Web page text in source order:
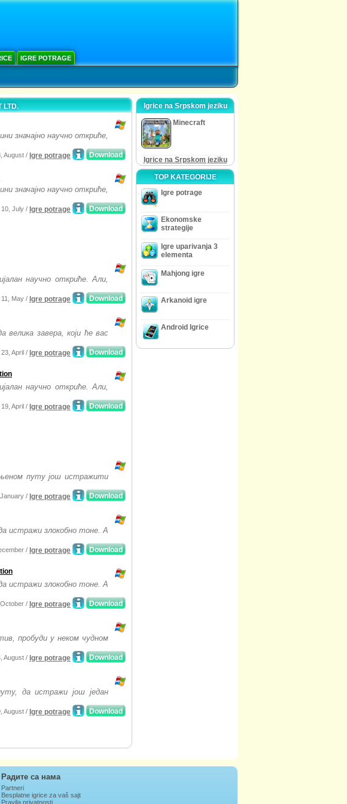
IGRE POTRAGE
LTD.
значајно научно откриће,
Download
August / Igre potrage
значајно научно откриће,
Download
10, July / Igre potrage
научно откриће. Али,
Download
11, May / Igre potrage
велика завера, који ће вас
Download
23, April / Igre potrage
научно откриће. Али,
Download
19, April / Igre potrage
путу још истражити
Download
/ Igre potrage
истражи злокобно тоне. А
Download
/ Igre potrage
истражи злокобно тоне. А
Download
/ Igre potrage
пробуди у неком чудном
Download
August / Igre potrage
да истражи још један
Download
August / Igre potrage
Igrice na Srpskom jeziku
Minecraft
Igrice na Srpskom jeziku
TOP KATEGORIJE
Igre potrage
Ekonomske
strategije
Igre uparivanja 3
elementa
Mahjong igre
Arkanoid igre
Android Igrice
Радите са нама
Partneri
Besplatne igrice za vaš sajt
Pravila privatnosti